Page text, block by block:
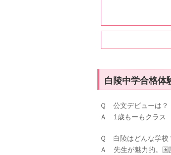
白陵中学合格体
Ｑ 公文デビューは？
Ａ 1歳もーもクラス
Ｑ 白陵はどんな学校
Ａ 先生が魅力的。国